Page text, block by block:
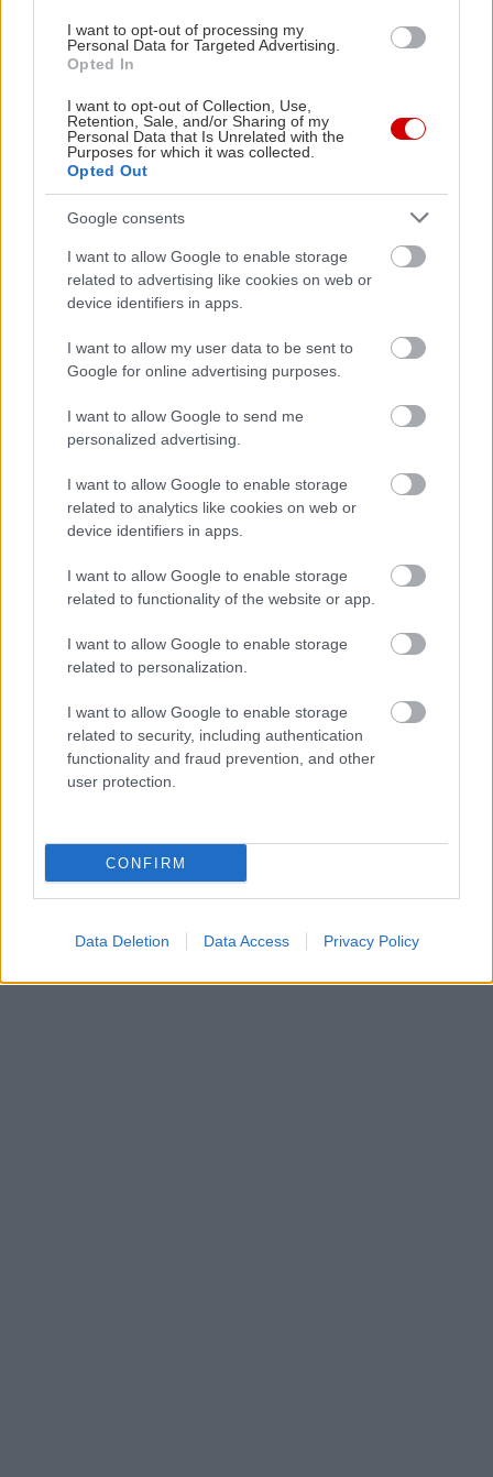
I want to opt-out of processing my
Personal Data for Targeted Advertising.
Opted In
I want to opt-out of Collection, Use,
Retention, Sale, and/or Sharing of my
Personal Data that Is Unrelated with the
Purposes for which it was collected.
Opted Out
Google consents
I want to allow Google to enable storage
related to advertising like cookies on web or
device identifiers in apps.
I want to allow my user data to be sent to
Google for online advertising purposes.
I want to allow Google to send me
personalized advertising.
I want to allow Google to enable storage
related to analytics like cookies on web or
device identifiers in apps.
I want to allow Google to enable storage
related to functionality of the website or app.
I want to allow Google to enable storage
related to personalization.
I want to allow Google to enable storage
related to security, including authentication
functionality and fraud prevention, and other
user protection.
CONFIRM
Data Deletion Data Access Privacy Policy
Δείτε ακόμη